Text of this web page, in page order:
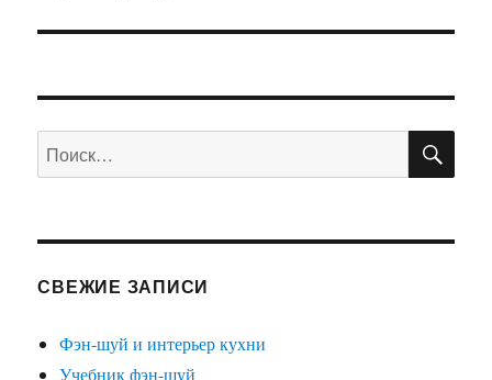
Искать:
СВЕЖИЕ ЗАПИСИ
Фэн-шуй и интерьер кухни
Учебник фэн-шуй